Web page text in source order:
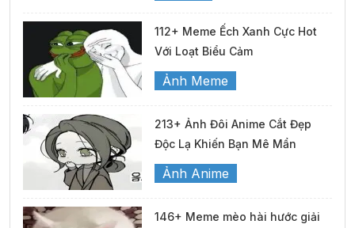
112+ Meme Ếch Xanh Cực Hot
Với Loạt Biểu Cảm
Ảnh Meme
213+ Ảnh Đôi Anime Cắt Đẹp
Độc Lạ Khiến Bạn Mê Mẩn
Ảnh Anime
146+ Meme mèo hài hước giải